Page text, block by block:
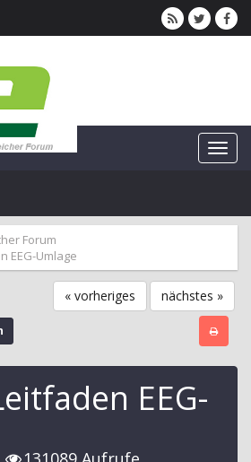
Forum
EEG-Umlage
« vorheriges nächstes »
EEG-